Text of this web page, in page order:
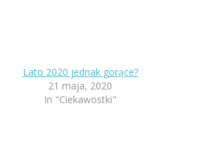
Lato 2020 jednak gorące?
21 maja, 2020
In "Ciekawostki"